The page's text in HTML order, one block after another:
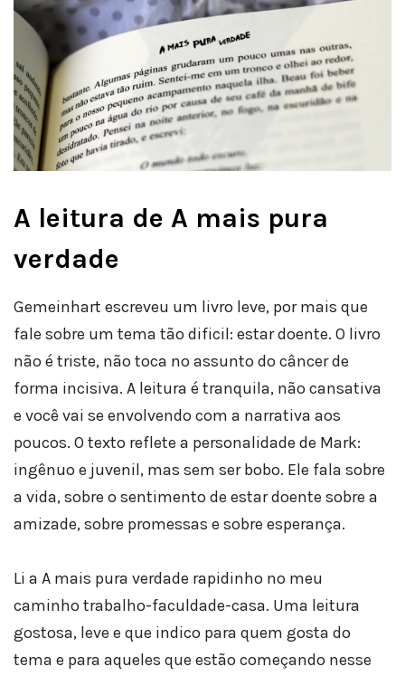
A leitura de A mais pura
verdade
Gemeinhart escreveu um livro leve, por mais que
fale sobre um tema tão dificil: estar doente. O livro
não é triste, não toca no assunto do câncer de
forma incisiva. A leitura é tranquila, não cansativa
e você vai se envolvendo com a narrativa aos
poucos. O texto reflete a personalidade de Mark:
ingênuo e juvenil, mas sem ser bobo. Ele fala sobre
a vida, sobre o sentimento de estar doente sobre a
amizade, sobre promessas e sobre esperança.
Li a A mais pura verdade rapidinho no meu
caminho trabalho-faculdade-casa. Uma leitura
gostosa, leve e que indico para quem gosta do
tema e para aqueles que estão começando nesse